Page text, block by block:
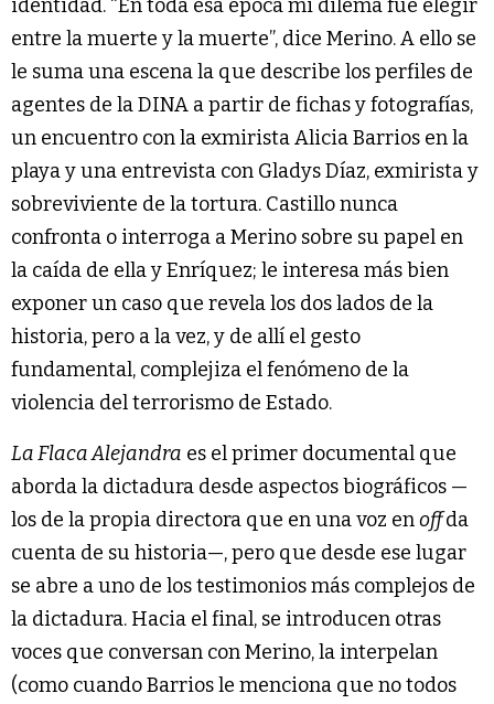
identidad. “En toda esa época mi dilema fue elegir
entre la muerte y la muerte”, dice Merino. A ello se
le suma una escena la que describe los perfiles de
agentes de la DINA a partir de fichas y fotografías,
un encuentro con la exmirista Alicia Barrios en la
playa y una entrevista con Gladys Díaz, exmirista y
sobreviviente de la tortura. Castillo nunca
confronta o interroga a Merino sobre su papel en
la caída de ella y Enríquez; le interesa más bien
exponer un caso que revela los dos lados de la
historia, pero a la vez, y de allí el gesto
fundamental, complejiza el fenómeno de la
violencia del terrorismo de Estado.
La Flaca Alejandra es el primer documental que
aborda la dictadura desde aspectos biográficos —
los de la propia directora que en una voz enoffda
cuenta de su historia—, pero que desde ese lugar
se abre a uno de los testimonios más complejos de
la dictadura. Hacia el final, se introducen otras
voces que conversan con Merino, la interpelan
(como cuando Barrios le menciona que no todos